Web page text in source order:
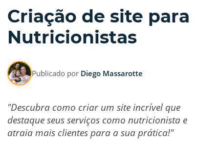
Criação de site para
Nutricionistas
Publicado por Diego Massarotte
"Descubra como criar um site incrível que
destaque seus serviços como nutricionista e
atraia mais clientes para a sua prática!"